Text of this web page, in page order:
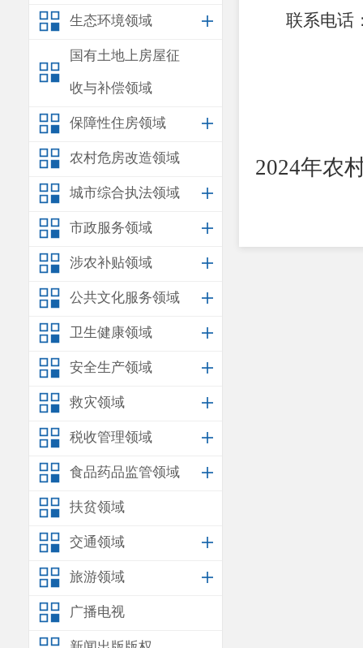
生态环境领域
国有土地上房屋征
收与补偿领域
保障性住房领域
农村危房改造领域
城市综合执法领域
市政服务领域
涉农补贴领域
公共文化服务领域
卫生健康领域
安全生产领域
救灾领域
税收管理领域
食品药品监管领域
扶贫领域
交通领域
旅游领域
广播电视
联系电话
2024年农